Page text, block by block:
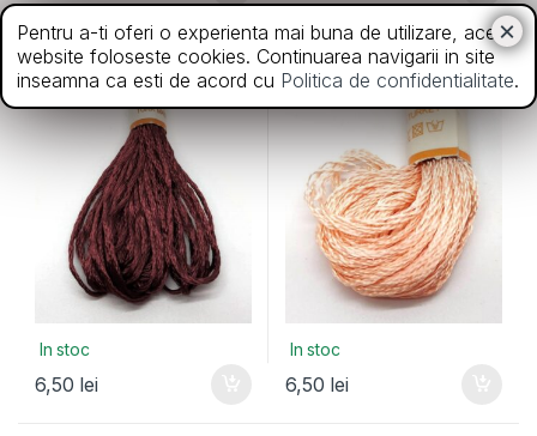
Matase ,Noutati
Matase Enstitu – 360
In stoc
6,50 lei
Matase,Noutati
Matase Enstitu – 513
In stoc
6,50 lei
Pentru a-ti oferi o experienta mai buna de utilizare, acest
website foloseste cookies. Continuarea navigarii in site
inseamna ca esti de acord cu Politica de confidentialitate.